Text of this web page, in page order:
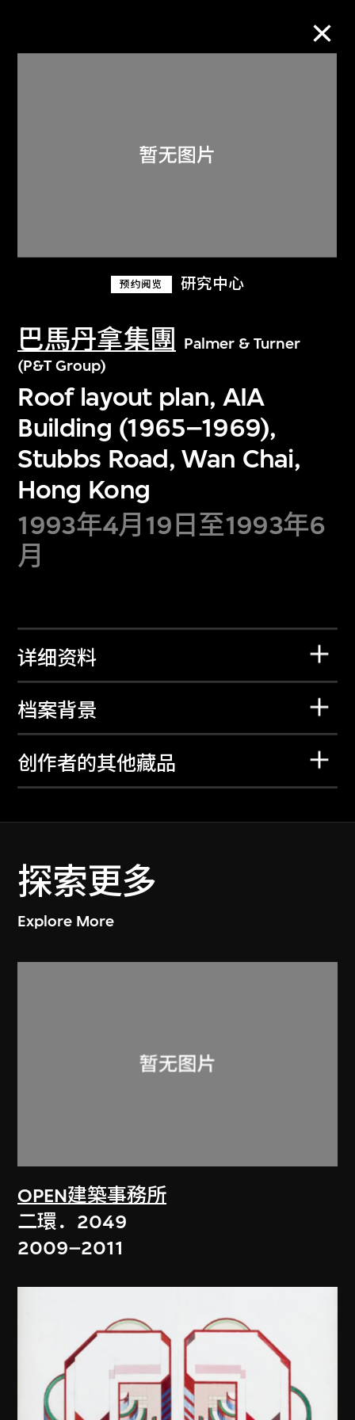
预约阅览 研究中心
巴馬丹拿集團
Palmer & Turner
(P&T Group)
Roof layout plan, AIA
Building (1965–1969),
Stubbs Road, Wan Chai,
Hong Kong
1993年4月19日至1993年6
月
详细资料
档案背景
创作者的其他藏品
探索更多
Explore More
OPEN建築事務所
二環．2049
2009–2011
关于M+藏品
探索世界顶级的二十及二十一世纪视觉
文化藏品。